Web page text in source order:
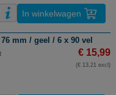
In winkelwagen
mm / geel / 6 x 90 vel
€ 15,99
(€ 13,21 excl)